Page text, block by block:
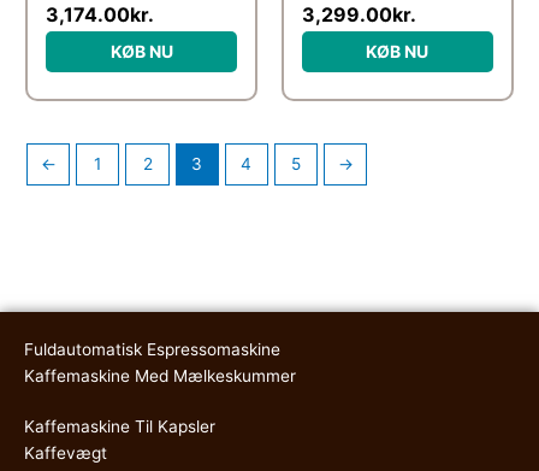
3,174.00kr.
KØB NU
3,299.00kr.
KØB NU
← 1 2 3 4 5 →
Fuldautomatisk Espressomaskine
Kaffemaskine Med Mælkeskummer
Kaffemaskine Til Kapsler
Kaffevægt